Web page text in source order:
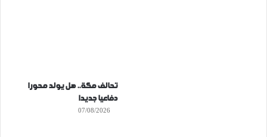
تحالف مكة.. هل يولد محورا
دفاعيا جديدا
07/08/2026